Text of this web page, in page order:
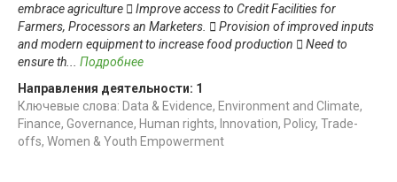
embrace agriculture  Improve access to Credit Facilities for
Farmers, Processors an Marketers.  Provision of improved inputs
and modern equipment to increase food production  Need to
ensure th
Подробнее
Направления деятельности: 1
Ключевые слова: Data & Evidence, Environment and Climate,
Finance, Governance, Human rights, Innovation, Policy, Trade-
offs, Women & Youth Empowerment